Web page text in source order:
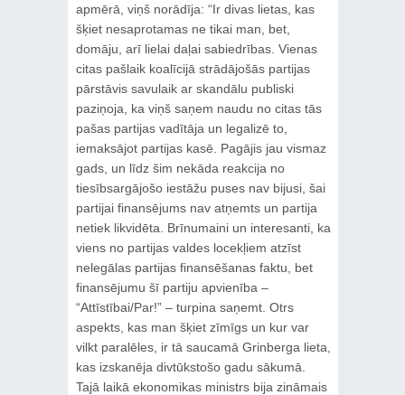
apmērā, viņš norādīja: “Ir divas lietas, kas
šķiet nesaprotamas ne tikai man, bet,
domāju, arī lielai daļai sabiedrības. Vienas
citas pašlaik koalīcijā strādājošās partijas
pārstāvis savulaik ar skandālu publiski
paziņoja, ka viņš saņem naudu no citas tās
pašas partijas vadītāja un legalizē to,
iemaksājot partijas kasē. Pagājis jau vismaz
gads, un līdz šim nekāda reakcija no
tiesībsargājošo iestāžu puses nav bijusi, šai
partijai finansējums nav atņemts un partija
netiek likvidēta. Brīnumaini un interesanti, ka
viens no partijas valdes locekļiem atzīst
nelegālas partijas finansēšanas faktu, bet
finansējumu šī partiju apvienība –
“Attīstībai/Par!” – turpina saņemt. Otrs
aspekts, kas man šķiet zīmīgs un kur var
vilkt paralēles, ir tā saucamā Grinberga lieta,
kas izskanēja divtūkstošo gadu sākumā.
Tajā laikā ekonomikas ministrs bija zināmais